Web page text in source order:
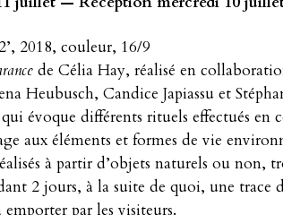
2018, couleur, 16/9
de Célia Hay, réalisé en
Heubusch, Candice Japiassu et
évoque différents rituels effectués en
aux éléments et formes de vie
à partir d’objets naturels ou non,
2 jours, à la suite de quoi, une trace
emporter par les visiteurs.